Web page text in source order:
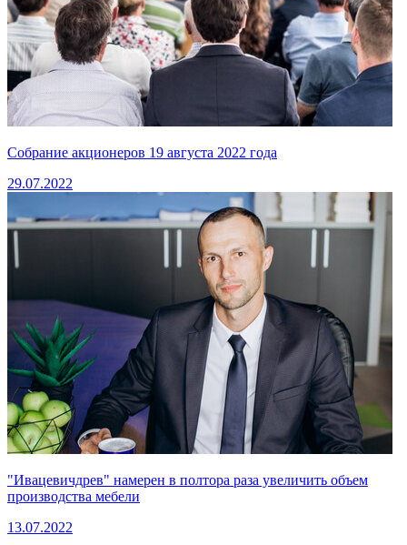
Собрание акционеров 19 августа 2022 года
29.07.2022
"Ивацевичдрев" намерен в полтора раза увеличить объем
производства мебели
13.07.2022